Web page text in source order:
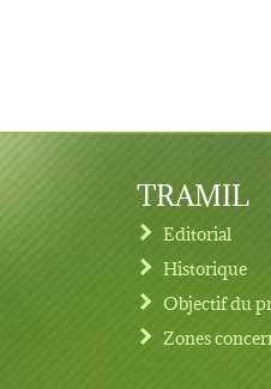
Footer
TRAMIL
Editorial
Historique
Objectif du
Zones